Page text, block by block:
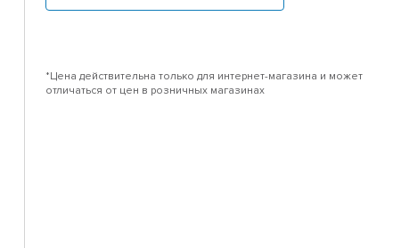
*Цена действительна только для интернет-магазина и может
отличаться от цен в розничных магазинах